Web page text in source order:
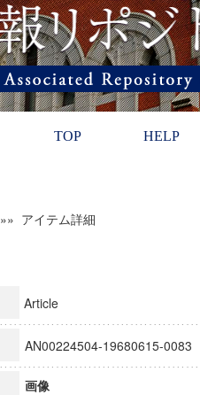
TOP HELP
»» アイテム詳細
Article
AN00224504-19680615-0083
画像